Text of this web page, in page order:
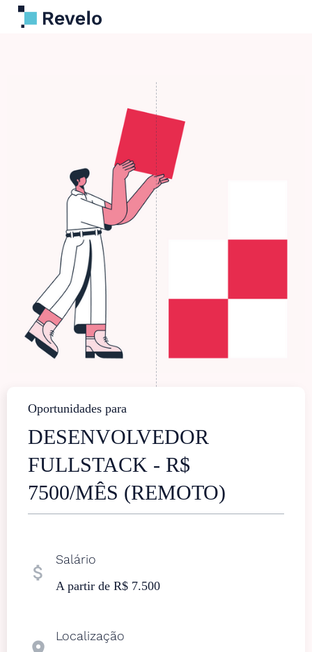
Oportunidades para
DESENVOLVEDOR
FULLSTACK - R$
7500/MÊS (REMOTO)
attach_money
Salário
A partir de R$ 7.500
Localização